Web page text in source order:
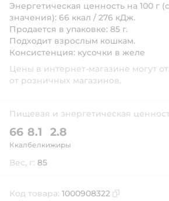
Энергетическая ценность на 100 г
значения): 66 ккал / 276 кДж.
Продается в упаковке: 85 г.
Подходит взрослым кошкам.
Консистенция: кусочки в желе
Цены в интернет-магазине могут
от розничных магазинов.
Пищевая и энергетическая
66
Ккал
8.1
белки
2.8
жиры
Вес, г: 85
Код товара: 1000908322